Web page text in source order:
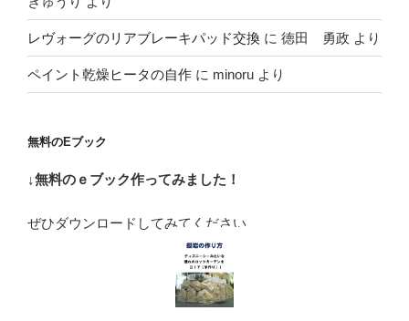
レヴォーグのリアブレーキパッド交換 に 徳田 勇政 より
ペイント乾燥ヒータの自作 に minoru より
無料のEブック
↓無料のｅブック作ってみました！
ぜひダウンロードしてみてください